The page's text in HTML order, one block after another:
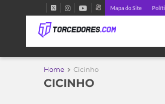
Mapa do Site
Home Cicinho
CICINHO